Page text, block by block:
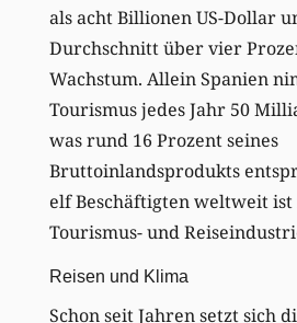
als acht Billionen US-Dollar
Durchschnitt über vier
Wachstum. Allein Spanien
Tourismus jedes Jahr 50
was rund 16 Prozent seines
Bruttoinlandsprodukts
elf Beschäftigten weltweit
Tourismus- und
Reisen und Klima
Schon seit Jahren setzt sich